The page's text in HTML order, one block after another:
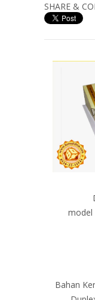
SHARE &
model
Bahan